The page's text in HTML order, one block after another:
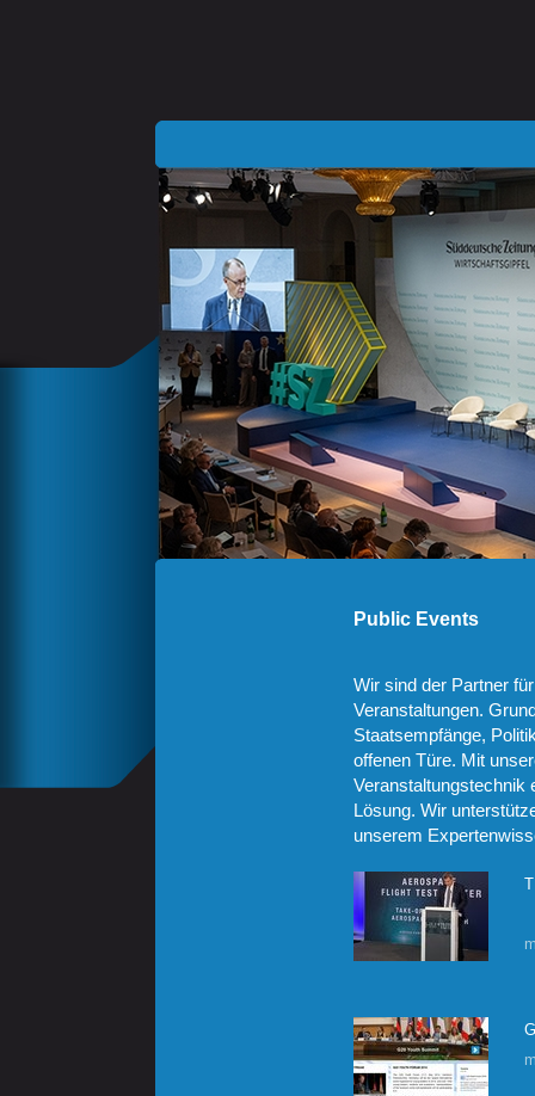
Public Events
Wir sind der Partner
Veranstaltungen.
Staatsempfänge,
offenen Türe. Mit
Veranstaltungstechnik
Lösung. Wir
unserem